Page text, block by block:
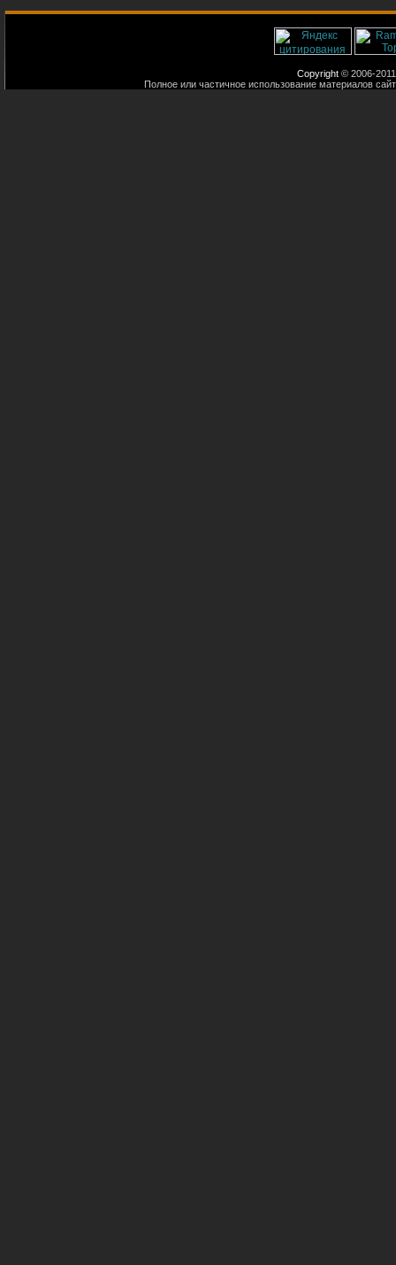
Copyright © 2006-
Полное или частичное использование материалов